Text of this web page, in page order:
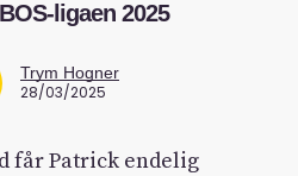
ligaen 2025
Trym Hogner
28/03/2025
får Patrick endelig